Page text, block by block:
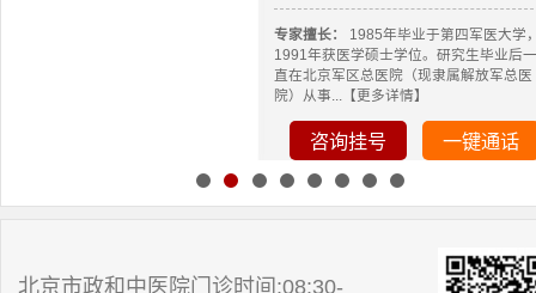
专家擅长：
1985年毕业于第四军医大学
1991年获医学硕士学位。研究生毕业后一
直在北京军区总医院（现隶属解放军总医
院）从事...【更多详情】
咨询挂号 一键通话
北京市政和中医院门诊时间:08:30-